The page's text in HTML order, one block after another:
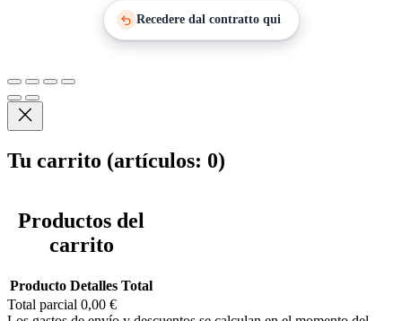
Recedere dal contratto qui
Tu carrito (artículos: 0)
Productos del
carrito
Producto Detalles Total
Total parcial 0,00 €